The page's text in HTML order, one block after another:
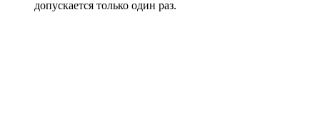
допускается только один раз.